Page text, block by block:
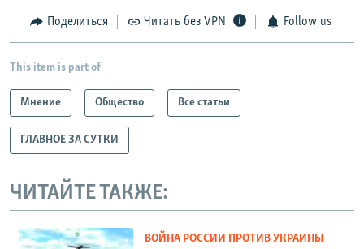
Поделиться Читать без VPN Follow us
This item is part of
Мнение Общество Все статьи
ГЛАВНОЕ ЗА СУТКИ
ЧИТАЙТЕ ТАКЖЕ:
ВОЙНА РОССИИ ПРОТИВ УКРАИНЫ